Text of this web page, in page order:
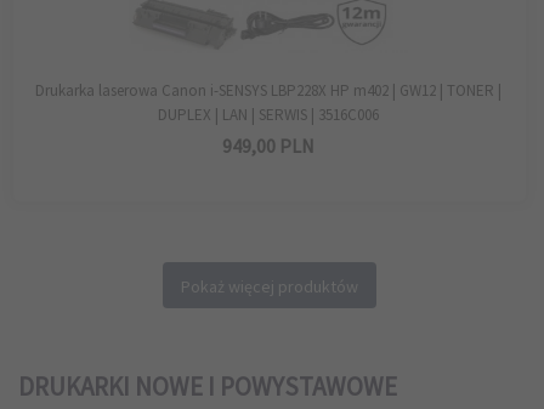
Drukarka laserowa Canon i-SENSYS LBP228X HP m402 | GW12 | TONER |
DUPLEX | LAN | SERWIS | 3516C006
949,00 PLN
Pokaż więcej produktów
DRUKARKI NOWE I POWYSTAWOWE